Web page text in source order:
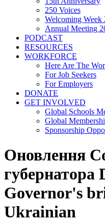
250 Voices
Welcoming Week
Annual Meeting
PODCAST
RESOURCES
WORKFORCE
Here Are The
For Job Seekers
For Employers
DONATE
GET INVOLVED
Global Schools
Global
Sponsorship
Оновлення
губернатора
Governor's
Ukrainian